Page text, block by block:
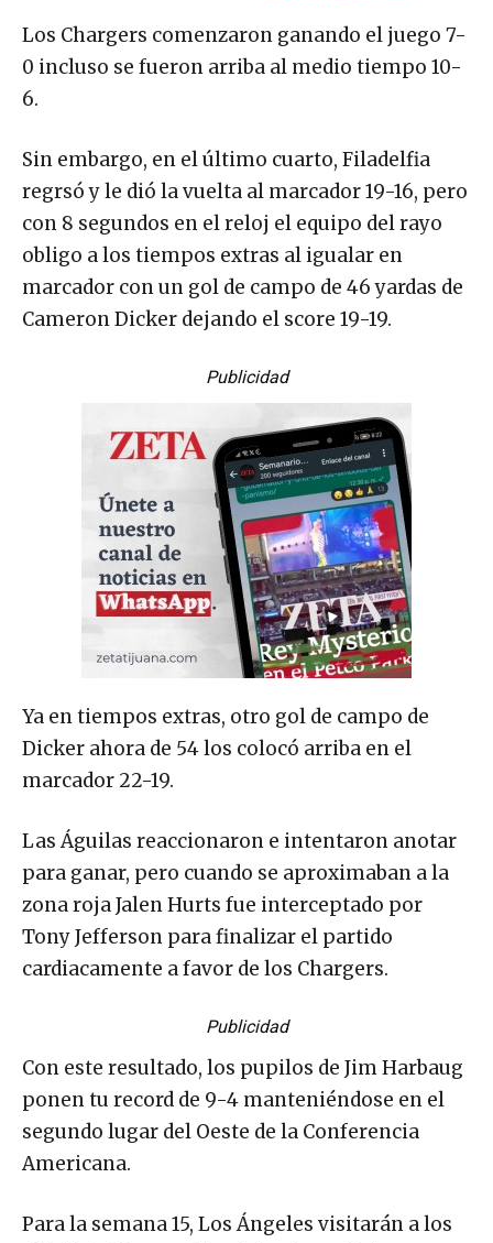
Los Chargers comenzaron ganando el juego 7-
0 incluso se fueron arriba al medio tiempo 10-
6.
Sin embargo, en el último cuarto, Filadelfia
regrsó y le dió la vuelta al marcador 19-16, pero
con 8 segundos en el reloj el equipo del rayo
obligo a los tiempos extras al igualar en
marcador con un gol de campo de 46 yardas de
Cameron Dicker dejando el score 19-19.
Publicidad
Ya en tiempos extras, otro gol de campo de
Dicker ahora de 54 los colocó arriba en el
marcador 22-19.
Las Águilas reaccionaron e intentaron anotar
para ganar, pero cuando se aproximaban a la
zona roja Jalen Hurts fue interceptado por
Tony Jefferson para finalizar el partido
cardiacamente a favor de los Chargers.
Publicidad
Con este resultado, los pupilos de Jim Harbaug
ponen tu record de 9-4 manteniéndose en el
segundo lugar del Oeste de la Conferencia
Americana.
Para la semana 15, Los Ángeles visitarán a los